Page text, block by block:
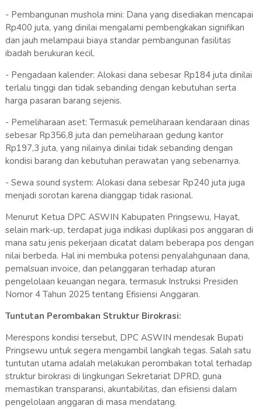
- Pembangunan mushola mini: Dana yang disediakan mencapai
Rp400 juta, yang dinilai mengalami pembengkakan signifikan
dan jauh melampaui biaya standar pembangunan fasilitas
ibadah berukuran kecil.
- Pengadaan kalender: Alokasi dana sebesar Rp184 juta dinilai
terlalu tinggi dan tidak sebanding dengan kebutuhan serta
harga pasaran barang sejenis.
- Pemeliharaan aset: Termasuk pemeliharaan kendaraan dinas
sebesar Rp356,8 juta dan pemeliharaan gedung kantor
Rp197,3 juta, yang nilainya dinilai tidak sebanding dengan
kondisi barang dan kebutuhan perawatan yang sebenarnya.
- Sewa sound system: Alokasi dana sebesar Rp240 juta juga
menjadi sorotan karena dianggap tidak rasional.
Menurut Ketua DPC ASWIN Kabupaten Pringsewu, Hayat,
selain mark-up, terdapat juga indikasi duplikasi pos anggaran di
mana satu jenis pekerjaan dicatat dalam beberapa pos dengan
nilai berbeda. Hal ini membuka potensi penyalahgunaan dana,
pemalsuan invoice, dan pelanggaran terhadap aturan
pengelolaan keuangan negara, termasuk Instruksi Presiden
Nomor 4 Tahun 2025 tentang Efisiensi Anggaran.
Tuntutan Perombakan Struktur Birokrasi:
Merespons kondisi tersebut, DPC ASWIN mendesak Bupati
Pringsewu untuk segera mengambil langkah tegas. Salah satu
tuntutan utama adalah melakukan perombakan total terhadap
struktur birokrasi di lingkungan Sekretariat DPRD, guna
memastikan transparansi, akuntabilitas, dan efisiensi dalam
pengelolaan anggaran di masa mendatang.